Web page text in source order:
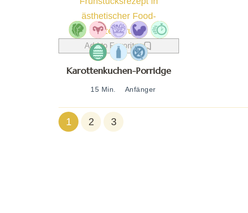
Add to Favorites
Karottenkuchen-Porridge
15 Min. Anfänger
1 2 3